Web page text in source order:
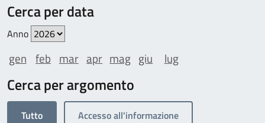
Cerca per data
Anno
gen feb mar apr mag giu lug
Cerca per argomento
Tutto Accesso all'informazione